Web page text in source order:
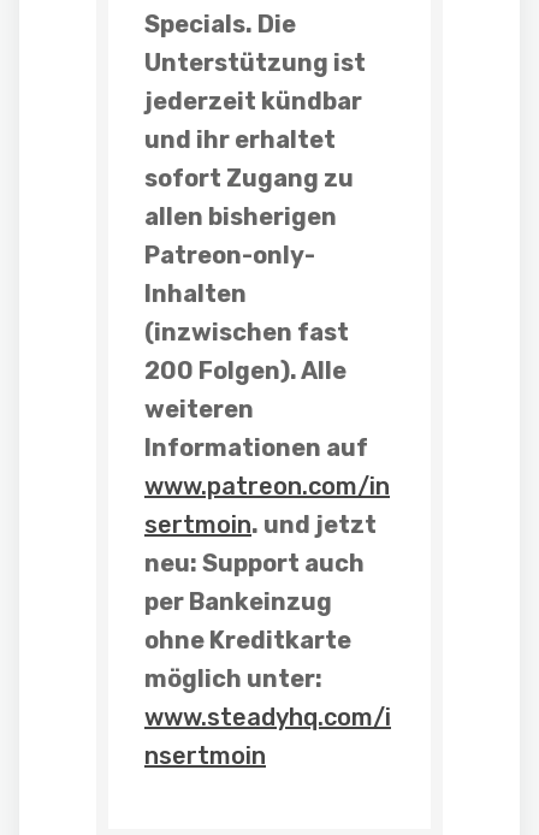
Specials. Die
Unterstützung ist
jederzeit kündbar
und ihr erhaltet
sofort Zugang zu
allen bisherigen
Patreon-only-
Inhalten
(inzwischen fast
200 Folgen). Alle
weiteren
Informationen auf
www.patreon.com/in
sertmoin. und jetzt
neu: Support auch
per Bankeinzug
ohne Kreditkarte
möglich unter:
www.steadyhq.com/i
nsertmoin